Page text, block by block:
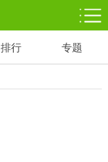
体育竞技
5百+款游戏
排行 专题